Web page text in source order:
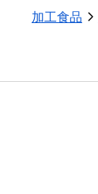
加工食品